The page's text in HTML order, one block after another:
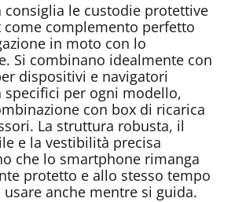
consiglia le custodie protettive
come complemento perfetto
in moto con lo
Si combinano idealmente con
dispositivi e navigatori
specifici per ogni modello,
con box di ricarica
La struttura robusta, il
e la vestibilità precisa
che lo smartphone rimanga
protetto e allo stesso tempo
anche mentre si guida.